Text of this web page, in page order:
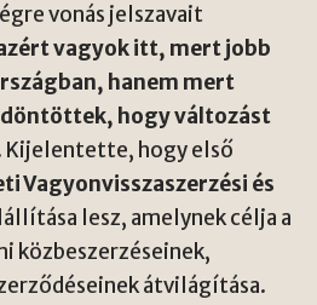
vonás jelszavait
vagyok itt, mert jobb
hanem mert
hogy változást
Kijelentette, hogy első
Vagyonvisszaszerzési és
lesz, amelynek célja a
közbeszerzéseinek,
átvilágítása.